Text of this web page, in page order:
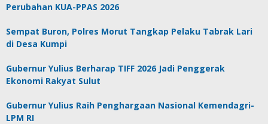
Perubahan KUA-PPAS 2026
Sempat Buron, Polres Morut Tangkap Pelaku Tabrak Lari
di Desa Kumpi
Gubernur Yulius Berharap TIFF 2026 Jadi Penggerak
Ekonomi Rakyat Sulut
Gubernur Yulius Raih Penghargaan Nasional Kemendagri-
LPM RI